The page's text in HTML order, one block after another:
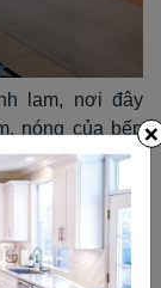
lam, nơi đây
nóng của bếp×